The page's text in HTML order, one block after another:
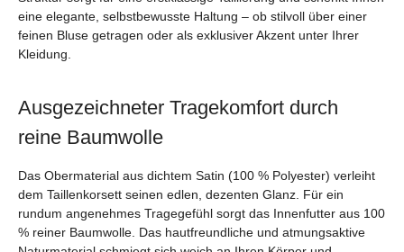
eine elegante, selbstbewusste Haltung – ob stilvoll über einer
feinen Bluse getragen oder als exklusiver Akzent unter Ihrer
Kleidung.
Ausgezeichneter Tragekomfort durch
reine Baumwolle
Das Obermaterial aus dichtem Satin (100 % Polyester) verleiht
dem Taillenkorsett seinen edlen, dezenten Glanz. Für ein
rundum angenehmes Tragegefühl sorgt das Innenfutter aus 100
% reiner Baumwolle. Das hautfreundliche und atmungsaktive